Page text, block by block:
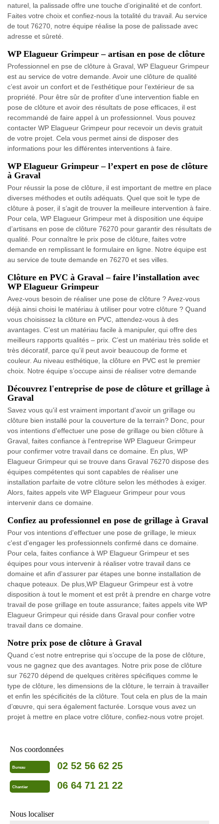
naturel, la palissade offre une touche d’originalité et de confort.
Faites votre choix et confiez-nous la totalité du travail. Au service
de tout 76270, notre équipe réalise la pose de palissade avec
adresse et sûreté.
WP Elagueur Grimpeur – artisan en pose de clôture
Professionnel en pse de clôture à Graval, WP Elagueur Grimpeur
est au service de votre demande. Avoir une clôture de qualité
c’est avoir un confort et de l’esthétique pour l’extérieur de sa
propriété. Pour être sûr de profiter d’une intervention fiable en
pose de clôture et avoir des résultats de pose efficaces, il est
recommandé de faire appel à un professionnel. Vous pouvez
contacter WP Elagueur Grimpeur pour recevoir un devis gratuit
de votre projet. Cela vous permet ainsi de disposer des
informations pour les différentes interventions à faire.
WP Elagueur Grimpeur – l’expert en pose de clôture
à Graval
Pour réussir la pose de clôture, il est important de mettre en place
diverses méthodes et outils adéquats. Quel que soit le type de
clôture à poser, il s’agit de trouver la meilleure intervention à faire.
Pour cela, WP Elagueur Grimpeur met à disposition une équipe
d’artisans en pose de clôture 76270 pour garantir des résultats de
qualité. Pour connaître le prix pose de clôture, faites votre
demande en remplissant le formulaire en ligne. Notre équipe est
au service de toute demande en 76270 et ses villes.
Clôture en PVC à Graval – faire l’installation avec
WP Elagueur Grimpeur
Avez-vous besoin de réaliser une pose de clôture ? Avez-vous
déjà ainsi choisi le matériau à utiliser pour votre clôture ? Quand
vous choisissez la clôture en PVC, attendez-vous à des
avantages. C’est un matériau facile à manipuler, qui offre des
meilleurs rapports qualités – prix. C’est un matériau très solide et
très décoratif, parce qu’il peut avoir beaucoup de forme et
couleur. Au niveau esthétique, la clôture en PVC est le premier
choix. Notre équipe s’occupe ainsi de réaliser votre demande
Découvrez l'entreprise de pose de clôture et grillage à
Graval
Savez vous qu'il est vraiment important d'avoir un grillage ou
clôture bien installé pour la couverture de la terrain? Donc, pour
vos intentions d'effectuer une pose de grillage ou bien clôture à
Graval, faites confiance à l'entreprise WP Elagueur Grimpeur
pour confirmer votre travail dans ce domaine. En plus, WP
Elagueur Grimpeur qui se trouve dans Graval 76270 dispose des
équipes compétentes qui sont capables de réaliser une
installation parfaite de votre clôture selon les méthodes à exiger.
Alors, faites appels vite WP Elagueur Grimpeur pour vous
intervenir dans ce domaine.
Confiez au professionnel en pose de grillage à Graval
Pour vos intentions d'effectuer une pose de grillage, le mieux
c'est d'engager les professionnels confirmé dans ce domaine.
Pour cela, faites confiance à WP Elagueur Grimpeur et ses
équipes pour vous intervenir à réaliser votre travail dans ce
domaine et afin d'assurer par étapes une bonne installation de
chaque poteaux. De plus,WP Elagueur Grimpeur est à votre
disposition à tout le moment et est prêt à prendre en charge votre
travail de pose grillage en toute assurance; faites appels vite WP
Elagueur Grimpeur qui réside dans Graval pour confier votre
travail dans ce domaine.
Notre prix pose de clôture à Graval
Quand c’est notre entreprise qui s’occupe de la pose de clôture,
vous ne gagnez que des avantages. Notre prix pose de clôture
sur 76270 dépend de quelques critères spécifiques comme le
type de clôture, les dimensions de la clôture, le terrain à travailler
et enfin les spécificités de la clôture. Tout cela en plus de la main
d’œuvre, qui sera également facturée. Lorsque vous avez un
projet à mettre en place votre clôture, confiez-nous votre projet.
Nos coordonnées
Bureau 02 52 56 62 25
Chantier 06 64 71 21 22
Nous localiser